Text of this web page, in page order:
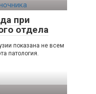
при
отдела
показана не всем
патология.